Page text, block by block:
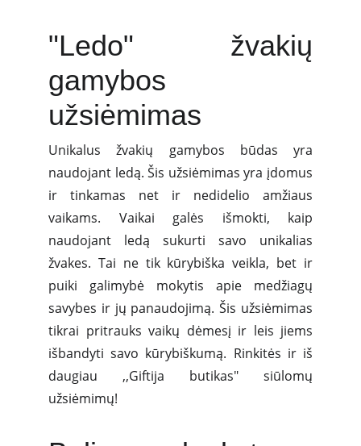
"Ledo" žvakių
gamybos
užsiėmimas
Unikalus žvakių gamybos būdas yra
naudojant ledą. Šis užsiėmimas yra įdomus
ir tinkamas net ir nedidelio amžiaus
vaikams. Vaikai galės išmokti, kaip
naudojant ledą sukurti savo unikalias
žvakes. Tai ne tik kūrybiška veikla, bet ir
puiki galimybė mokytis apie medžiagų
savybes ir jų panaudojimą. Šis užsiėmimas
tikrai pritrauks vaikų dėmesį ir leis jiems
išbandyti savo kūrybiškumą. Rinkitės ir iš
daugiau ,,Giftija butikas" siūlomų
užsiėmimų!